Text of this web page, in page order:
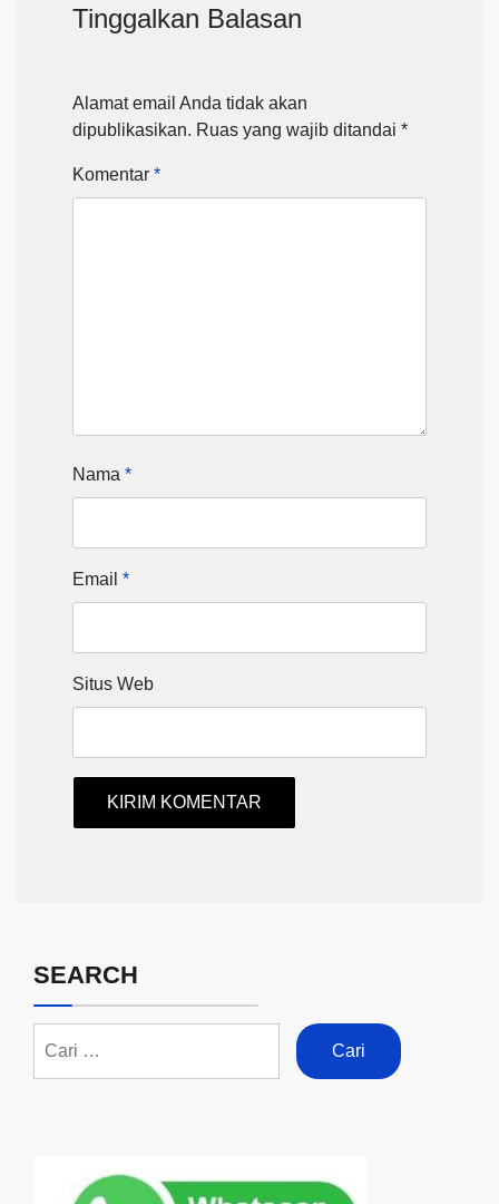
Tinggalkan Balasan
Alamat email Anda tidak akan
dipublikasikan. Ruas yang wajib ditandai *
Komentar *
Nama *
Email *
Situs Web
SEARCH